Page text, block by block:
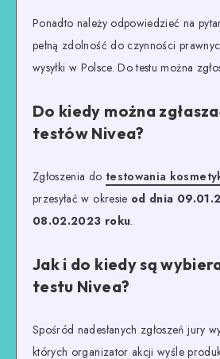
Ponadto należy odpowiedzieć na
pełną zdolność do czynności
wysyłki w Polsce. Do testu można
Do kiedy można
testów Nivea?
Zgłoszenia do testowania
przesyłać w okresie od dnia
08.02.2023 roku.
Jak i do kiedy są
testu Nivea?
Spośród nadesłanych zgłoszeń jury
których organizator akcji wyśle